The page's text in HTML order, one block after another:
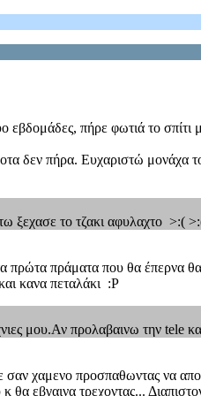
πήρε φωτιά το
δεν πήρα. Ευχαριστώ μονάχα
ξεχασε το τζακι αφυλαχτο >:(
πρώτα πράματα που θα έπερνα
κανα πεταλάκι :P
μου.Αν προλαβαινω την tele
χαμενο προσπαθωντας να
θα εβγαινα τρεχοντας...